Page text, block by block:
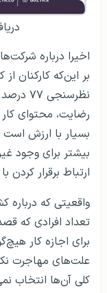
اخیرا درباره
بر این‌که کارکنان
رضایت، محتوای
بسیار با ارزش
بیشتر برای وجود
ارتباط برقرار کردن
واقعیتی که درباره
تعداد افرادی که
برای اجازه کار
علت‌های مهاجرت
کلی آن‌ها انتخاب